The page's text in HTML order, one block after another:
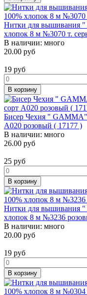
Нитки для вышивания "
хлопок 8 м №3070 т.
В наличии: много
20.00 руб
19 руб
В корзину
Бисер Чехия "
A020 розовый ( 17177 )
В наличии: много
26.00 руб
25 руб
В корзину
Нитки для вышивания "
хлопок 8 м №3236
В наличии: много
20.00 руб
19 руб
В корзину